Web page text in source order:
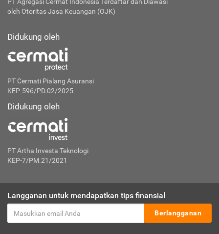
oleh Otoritas Jasa Keuangan (OJK)
Didukung oleh
PT Cermati Pialang Asuransi
KEP-596/PD.02/2025
Didukung oleh
PT Artha Investa Teknologi
KEP-7/PM.21/2021
Langganan untuk mendapatkan tips finansial
Berlangganan